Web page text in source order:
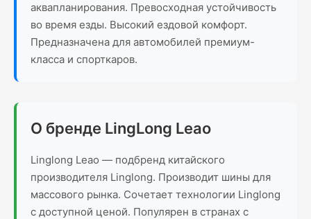
аквапланирования. Превосходная устойчивость
во время езды. Высокий ездовой комфорт.
Предназначена для автомобилей премиум-
класса и спорткаров.
О бренде LingLong Leao
Linglong Leao — подбренд китайского
производителя Linglong. Производит шины для
массового рынка. Сочетает технологии Linglong
с доступной ценой. Популярен в странах с